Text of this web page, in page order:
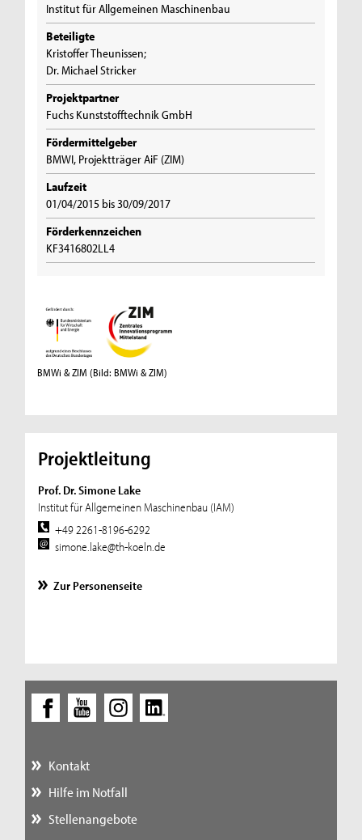
Institut für Allgemeinen Maschinenbau
Beteiligte
Kristoffer Theunissen;
Dr. Michael Stricker
Projektpartner
Fuchs Kunststofftechnik GmbH
Fördermittelgeber
BMWI, Projektträger AiF (ZIM)
Laufzeit
01/04/2015 bis 30/09/2017
Förderkennzeichen
KF3416802LL4
BMWi & ZIM (Bild: BMWi & ZIM)
Projektleitung
Prof. Dr. Simone Lake
Institut für Allgemeinen Maschinenbau (IAM)
+49 2261-8196-6292
simone.lake@th-koeln.de
Zur Personenseite
Kontakt
Hilfe im Notfall
Stellenangebote